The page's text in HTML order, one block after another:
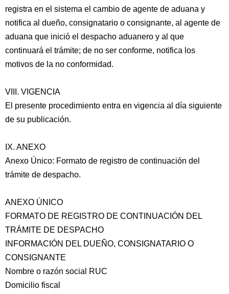
registra en el sistema el cambio de agente de aduana y
notifica al dueño, consignatario o consignante, al agente de
aduana que inició el despacho aduanero y al que
continuará el trámite; de no ser conforme, notifica los
motivos de la no conformidad.
VIII. VIGENCIA
El presente procedimiento entra en vigencia al día siguiente
de su publicación.
IX. ANEXO
Anexo Único: Formato de registro de continuación del
trámite de despacho.
ANEXO ÚNICO
FORMATO DE REGISTRO DE CONTINUACIÓN DEL
TRÁMITE DE DESPACHO
INFORMACIÓN DEL DUEÑO, CONSIGNATARIO O
CONSIGNANTE
Nombre o razón social RUC
Domicilio fiscal